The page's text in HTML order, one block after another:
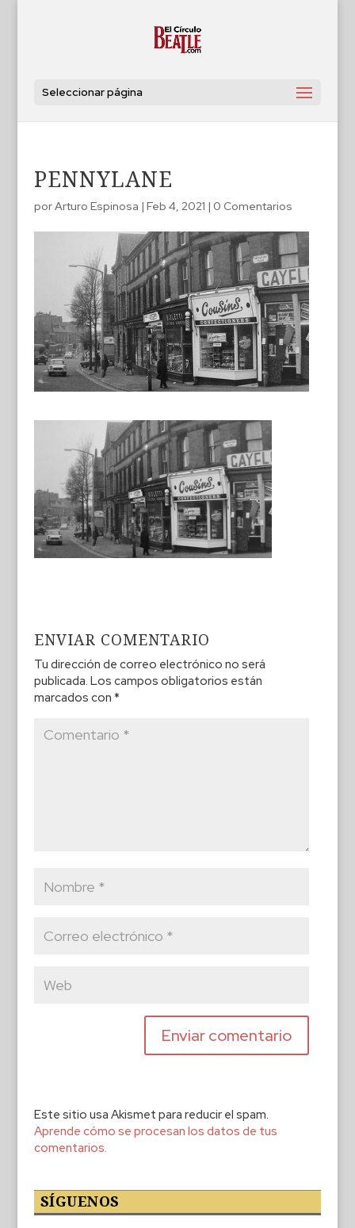
Seleccionar página
PENNYLANE
porArturo Espinosa | Feb 4, 2021 | 0 Comentarios
ENVIAR COMENTARIO
Tu dirección de correo electrónico no será
publicada. Los campos obligatorios están
marcados con *
Este sitio usa Akismet para reducir el spam.
Aprende cómo se procesan los datos de tus
comentarios.
SÍGUENOS